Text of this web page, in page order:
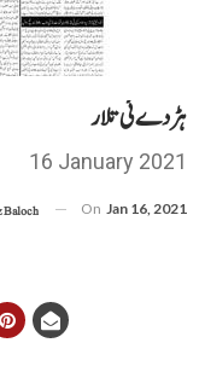
ہڑدے ئی تلار
16 January 2021
Baloch On Jan 16, 2021